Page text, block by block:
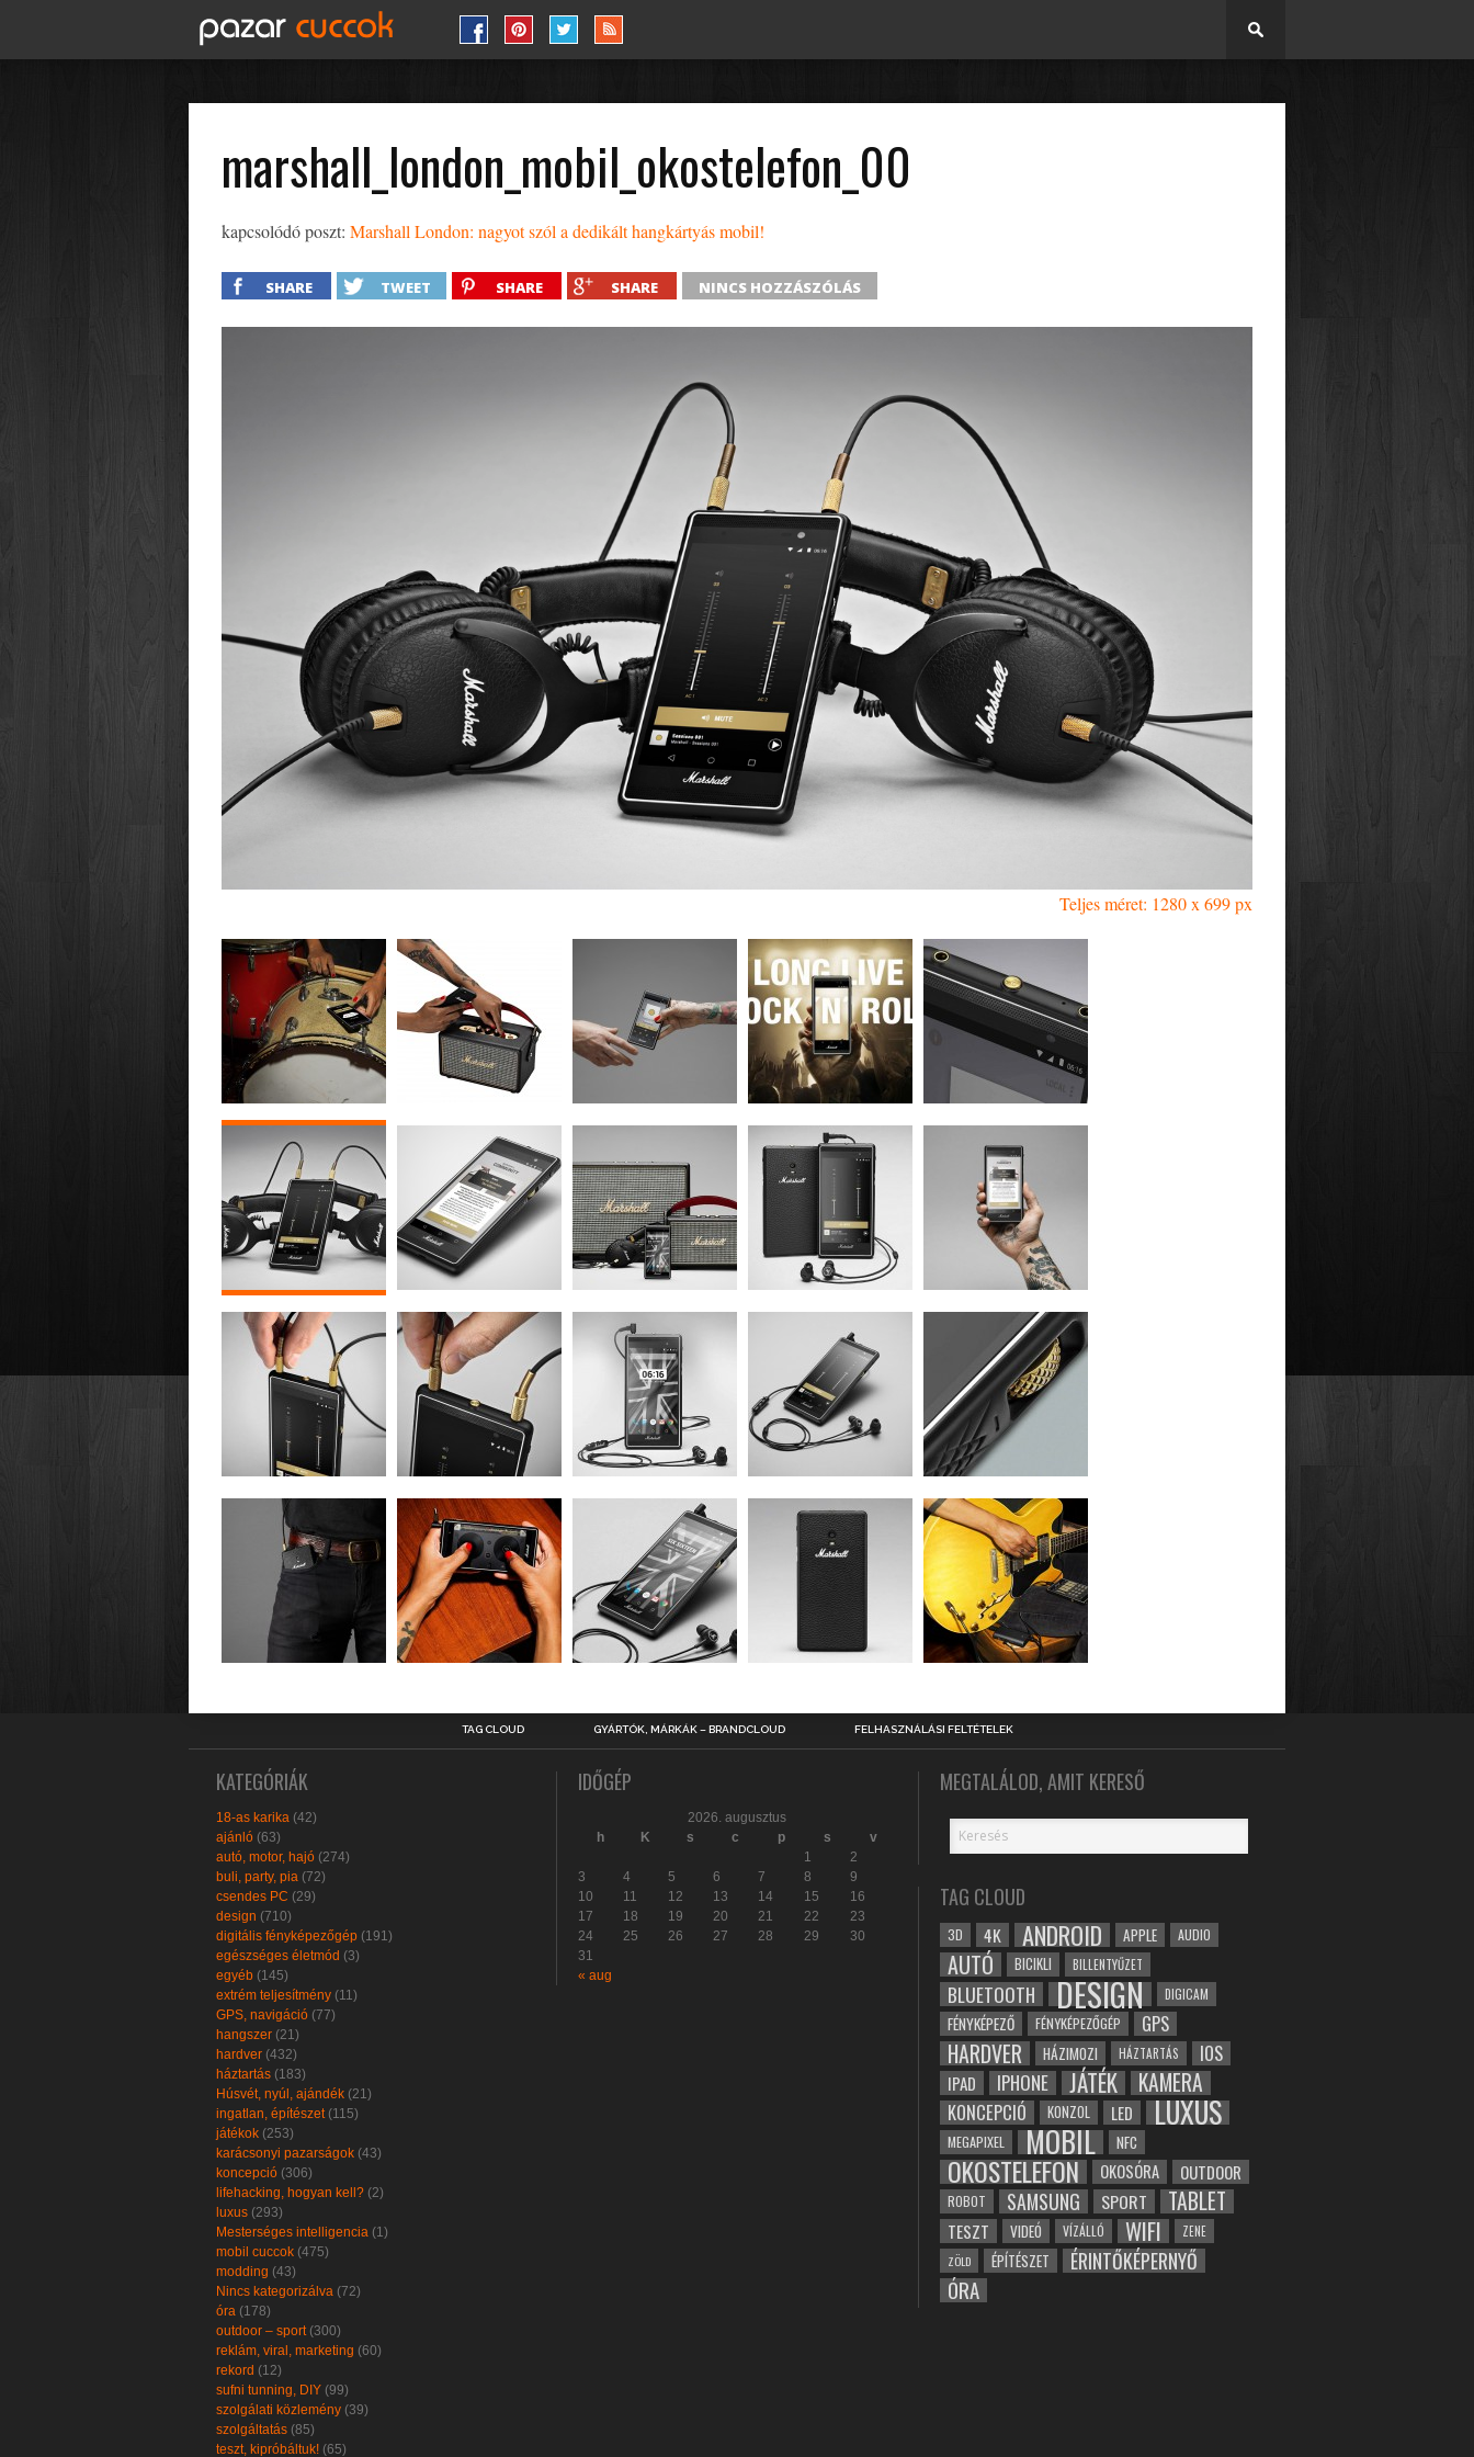
marshall_london_mobil_okostelefon_00
kapcsolódó poszt:Marshall London: nagyot szól a dedikált hangkártyás mobil!
SHARE TWEET SHARE SHARE NINCS HOZZÁSZÓLÁS
Teljes méret: 1280 x 699 px
TAG CLOUD GYÁRTÓK, MÁRKÁK – BRANDCLOUD FELHASZNÁLÁSI FELTÉTELEK
KATEGÓRIÁK
18-as karika (42)
ajánló (63)
autó, motor, hajó (274)
buli, party, pia (72)
csendes PC (29)
design (710)
digitális fényképezőgép (191)
egészséges életmód (3)
egyéb (145)
extrém teljesítmény (11)
GPS, navigáció (77)
hangszer (21)
hardver (432)
háztartás (183)
Húsvét, nyúl, ajándék (21)
ingatlan, építészet (115)
játékok (253)
karácsonyi pazarságok (43)
koncepció (306)
lifehacking, hogyan kell? (2)
luxus (293)
Mesterséges intelligencia (1)
mobil cuccok (475)
modding (43)
Nincs kategorizálva (72)
óra (178)
outdoor – sport (300)
reklám, viral, marketing (60)
rekord (12)
sufni tunning, DIY (99)
szolgálati közlemény (39)
szolgáltatás (85)
teszt, kipróbáltuk! (65)
IDŐGÉP
2026. augusztus
h
K s c p s
v
1
2
3
4 5 6 7 8
9
10
11 12 13 14 15
16
17
18 19 20 21 22
23
24
25 26 27 28 29
30
31
« aug
MEGTALÁLOD, AMIT KERESŐ
TAG CLOUD
3D 4K ANDROID APPLE AUDIO
AUTÓ BICIKLI BILLENTYŰZET
BLUETOOTH DESIGN DIGICAM
FÉNYKÉPEZŐ FÉNYKÉPEZŐGÉP GPS
HARDVER HÁZIMOZI HÁZTARTÁS IOS
IPAD IPHONE JÁTÉK KAMERA
KONCEPCIÓ KONZOL LED LUXUS
MEGAPIXEL MOBIL NFC
OKOSTELEFON OKOSÓRA OUTDOOR
ROBOT SAMSUNG SPORT TABLET
TESZT VIDEÓ VÍZÁLLÓ WIFI
ZENE
ZÖLD
ÉPÍTÉSZET ÉRINTŐKÉPERNYŐ
ÓRA